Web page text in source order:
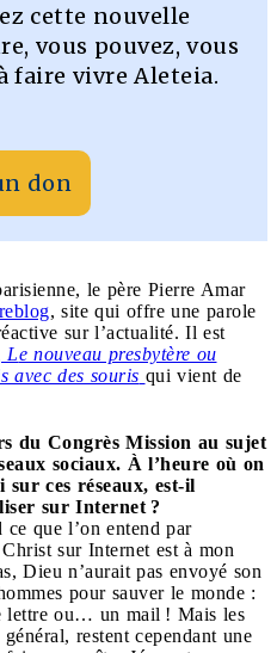
cette nouvelle
vous pouvez, vous
faire vivre Aleteia.
don
le père Pierre Amar
, site qui offre une parole
sur l’actualité. Il est
Le nouveau presbytère ou
avec des souris qui vient de
du Congrès Mission au sujet
sociaux. À l’heure où on
ces réseaux, est-il
sur Internet ?
ce que l’on entend par
sur Internet est à mon
Dieu n’aurait pas envoyé son
pour sauver le monde :
lettre ou… un mail ! Mais les
restent cependant une